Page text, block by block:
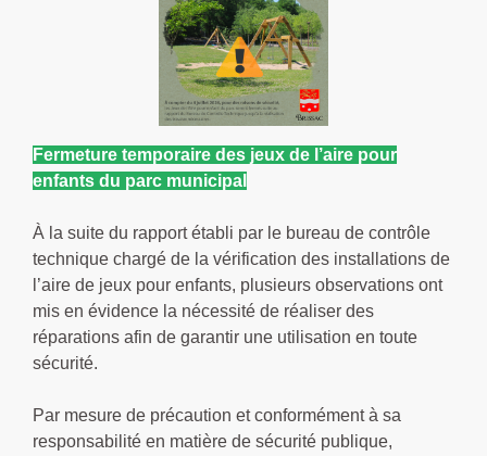
Fermeture temporaire des jeux de l’aire pour
enfants du parc municipal
À la suite du rapport établi par le bureau de contrôle
technique chargé de la vérification des installations de
l’aire de jeux pour enfants, plusieurs observations ont
mis en évidence la nécessité de réaliser des
réparations afin de garantir une utilisation en toute
sécurité.
Par mesure de précaution et conformément à sa
responsabilité en matière de sécurité publique,